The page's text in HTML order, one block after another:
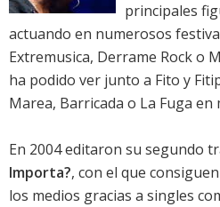
principales
actuando en numerosos
Extremusica, Derrame Rock o
ha podido ver junto a Fito y
Marea, Barricada o La Fuga en
En 2004 editaron su segundo
Importa?, con el que
los medios gracias a singles